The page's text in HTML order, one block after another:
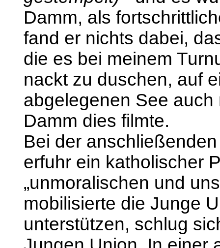
Damm, als
fand er nichts dabei,
die es bei meinem
nackt zu duschen, auf
abgelegenen See
Damm dies filmte.
Bei der
erfuhr ein katholischer
„unmoralischen und
mobilisierte die Junge
unterstützen, schlug